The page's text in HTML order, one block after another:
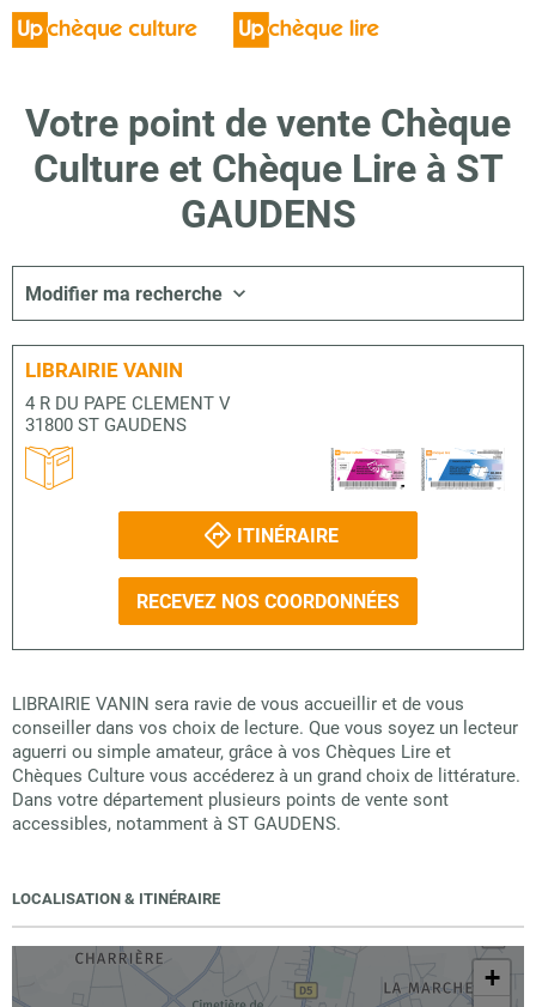
Votre point de vente Chèque
Culture et Chèque Lire à ST
GAUDENS
Modifier ma recherche
LIBRAIRIE VANIN
4 R DU PAPE CLEMENT V
31800 ST GAUDENS
ITINÉRAIRE
RECEVEZ NOS COORDONNÉES
LIBRAIRIE VANIN sera ravie de vous accueillir et de vous
conseiller dans vos choix de lecture. Que vous soyez un lecteur
aguerri ou simple amateur, grâce à vos Chèques Lire et
Chèques Culture vous accéderez à un grand choix de littérature.
Dans votre département plusieurs points de vente sont
accessibles, notamment à ST GAUDENS.
LOCALISATION & ITINÉRAIRE
+